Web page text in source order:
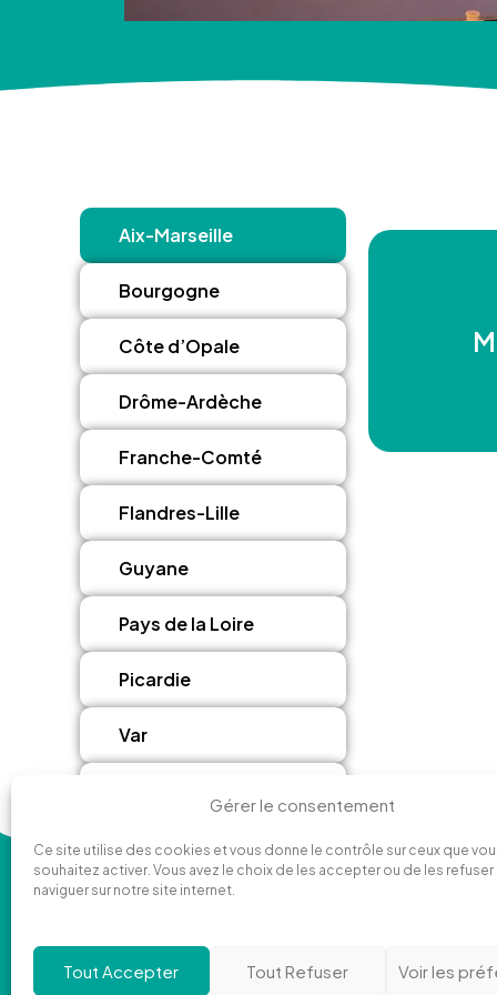
Gérer le consentement
Ce site utilise des cookies et vous donne le contrôle sur ceux que
souhaitez activer. Vous avez le choix de les accepter ou de les refuser
naviguer sur notre site internet.
Tout Accepter Tout Refuser Voir les
Aix-Marseille
Bourgogne
Côte d’Opale
Drôme-Ardèche
Franche-Comté
Flandres-Lille
Guyane
Pays de la Loire
Picardie
Var